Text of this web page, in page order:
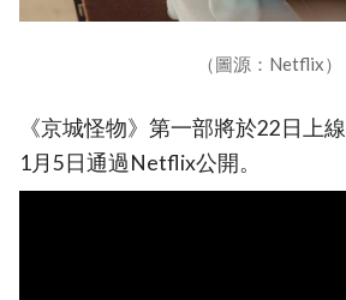
（圖源：Netflix）
《京城怪物》第一部將於22日上
1月5日通過Netflix公開。